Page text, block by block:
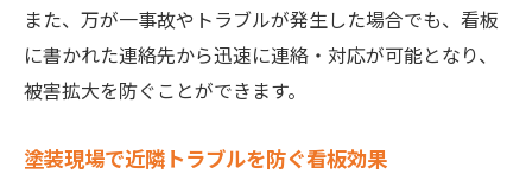
また、万が一事故やトラブルが発生した場合でも、看板
に書かれた連絡先から迅速に連絡・対応が可能となり、
被害拡大を防ぐことができます。
塗装現場で近隣トラブルを防ぐ看板効果